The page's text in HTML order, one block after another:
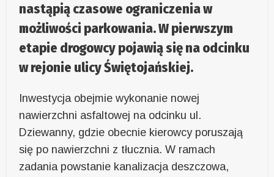
nastąpią czasowe ograniczenia w
możliwości parkowania. W pierwszym
etapie drogowcy pojawią się na odcinku
w rejonie ulicy Świętojańskiej.
Inwestycja obejmie wykonanie nowej
nawierzchni asfaltowej na odcinku ul.
Dziewanny, gdzie obecnie kierowcy poruszają
się po nawierzchni z tłucznia. W ramach
zadania powstanie kanalizacja deszczowa,